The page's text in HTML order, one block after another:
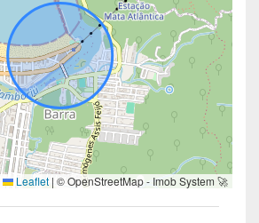
Leaflet | © OpenStreetMap - Imob System 🚀